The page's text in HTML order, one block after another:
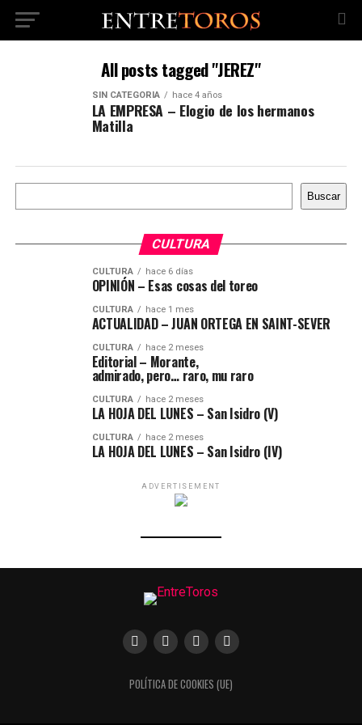
All posts tagged "JEREZ"
SIN CATEGORÍA hace 4 años
LA EMPRESA – Elogio de los hermanos
Matilla
Buscar
Buscar
CULTURA
CULTURA hace 6 días
OPINIÓN – Esas cosas del toreo
CULTURA hace 1 mes
ACTUALIDAD – JUAN ORTEGA EN SAINT-SEVER
CULTURA hace 2 meses
Editorial – Morante,
admirado, pero… raro, mu raro
CULTURA hace 2 meses
LA HOJA DEL LUNES – San Isidro (V)
CULTURA hace 2 meses
LA HOJA DEL LUNES – San Isidro (IV)
ADVERTISEMENT
POLÍTICA DE COOKIES (UE)